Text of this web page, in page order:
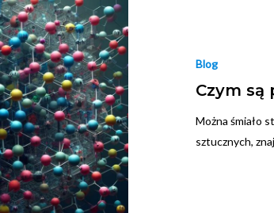
Blog
Czym są
Można śmiało
sztucznych,